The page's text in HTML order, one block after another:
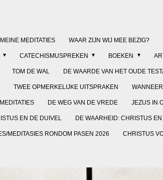
MEDITATIES WAAR ZIJN WIJ MEE BEZIG?
CATECHISMUSPREKEN BOEKEN
TOM DE WAL DE WAARDE VAN HET OUDE
TWEE OPMERKELIJKE UITSPRAKEN
DE WEG VAN DE VREDE JEZUS IN
EN DE DUIVEL DE WAARHEID: CHRISTUS
MEDITASIES RONDOM PASEN 2026 CHRISTUS